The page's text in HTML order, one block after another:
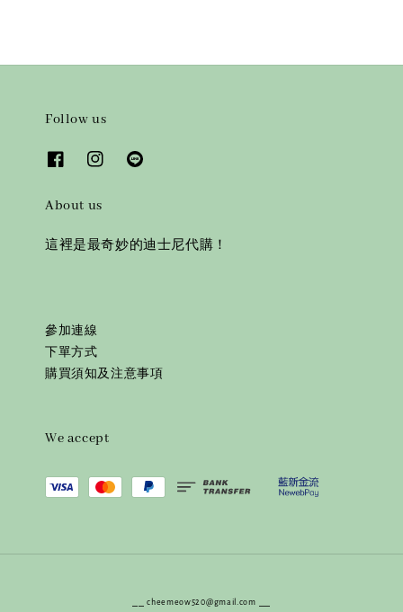
Follow us
About us
這裡是最奇妙的迪士尼代購！
參加連線
下單方式
購買須知及注意事項
We accept
⎯⎯ cheemeow520@gmail.com ⎯⎯